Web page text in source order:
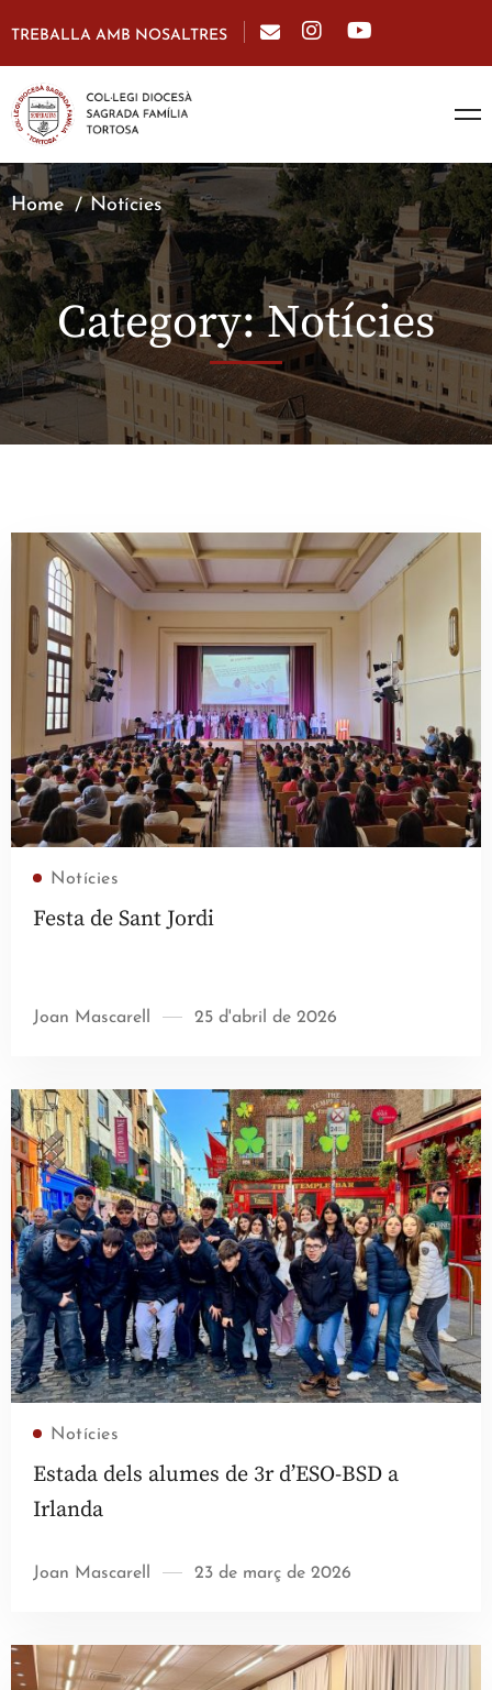
TREBALLA AMB NOSALTRES
Home Notícies
Category: Notícies
Notícies
Festa de Sant Jordi
Joan Mascarell 25 d'abril de 2026
Notícies
Estada dels alumes de 3r d’ESO-BSD a
Irlanda
Joan Mascarell 23 de març de 2026